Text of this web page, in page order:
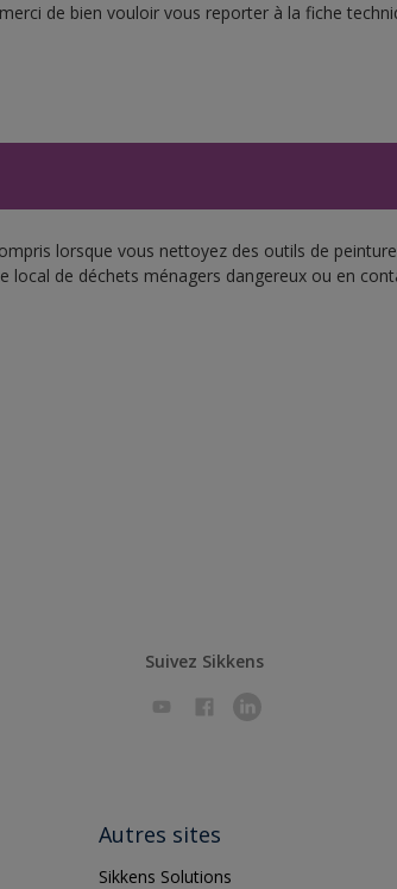
de bien vouloir vous reporter à la fiche
lorsque vous nettoyez des outils de
local de déchets ménagers dangereux ou en
Suivez Sikkens
Autres sites
Sikkens Solutions